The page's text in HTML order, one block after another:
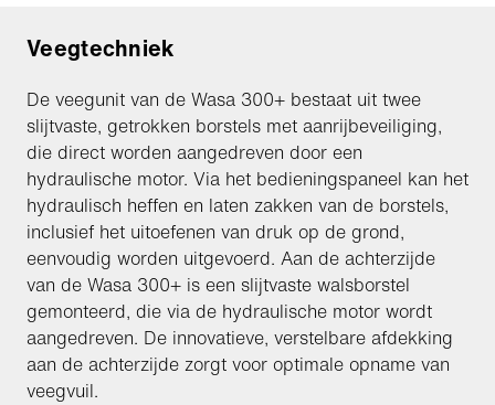
Veegtechniek
De veegunit van de Wasa 300+ bestaat uit twee
slijtvaste, getrokken borstels met aanrijbeveiliging,
die direct worden aangedreven door een
hydraulische motor. Via het bedieningspaneel kan het
hydraulisch heffen en laten zakken van de borstels,
inclusief het uitoefenen van druk op de grond,
eenvoudig worden uitgevoerd. Aan de achterzijde
van de Wasa 300+ is een slijtvaste walsborstel
gemonteerd, die via de hydraulische motor wordt
aangedreven. De innovatieve, verstelbare afdekking
aan de achterzijde zorgt voor optimale opname van
veegvuil.